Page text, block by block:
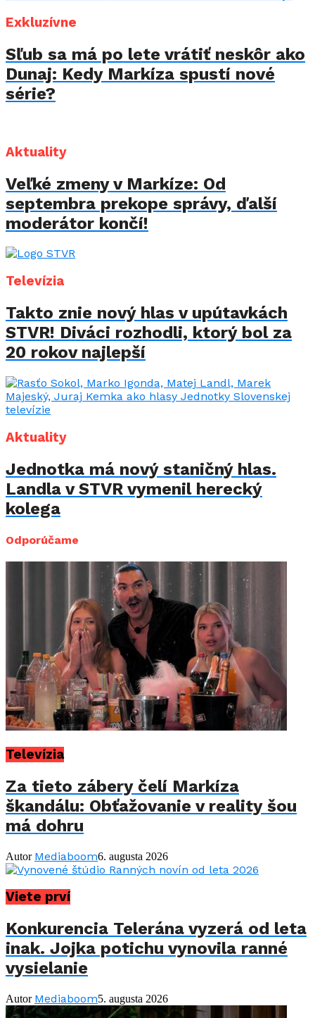
Exkluzívne
Sľub sa má po lete vrátiť neskôr ako
Dunaj: Kedy Markíza spustí nové
série?
Aktuality
Veľké zmeny v Markíze: Od
septembra prekope správy, ďalší
moderátor končí!
Televízia
Takto znie nový hlas v upútavkách
STVR! Diváci rozhodli, ktorý bol za
20 rokov najlepší
Aktuality
Jednotka má nový staničný hlas.
Landla v STVR vymenil herecký
kolega
Odporúčame
Televízia
Za tieto zábery čelí Markíza
škandálu: Obťažovanie v reality šou
má dohru
Autor Mediaboom6. augusta 2026
Viete prví
Konkurencia Telerána vyzerá od leta
inak. Jojka potichu vynovila ranné
vysielanie
Autor Mediaboom5. augusta 2026